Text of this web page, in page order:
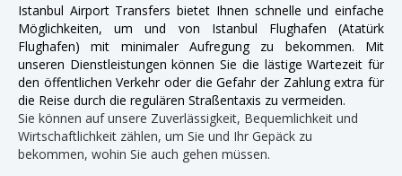
Istanbul Airport Transfers bietet Ihnen schnelle und einfache
Möglichkeiten, um und von Istanbul Flughafen (Atatürk
Flughafen) mit minimaler Aufregung zu bekommen. Mit
unseren Dienstleistungen können Sie die lästige Wartezeit für
den öffentlichen Verkehr oder die Gefahr der Zahlung extra für
die Reise durch die regulären Straßentaxis zu vermeiden.
Sie können auf unsere Zuverlässigkeit, Bequemlichkeit und
Wirtschaftlichkeit zählen, um Sie und Ihr Gepäck zu
bekommen, wohin Sie auch gehen müssen.